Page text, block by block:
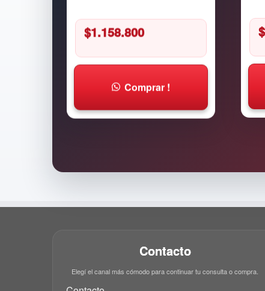
$1.158.800
Comprar !
$
Contacto
Elegí el canal más cómodo para continuar tu consulta o compra.